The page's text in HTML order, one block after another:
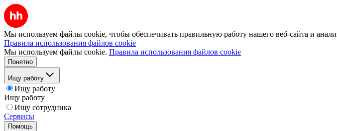
Мы используем файлы cookie, чтобы обеспечивать правильную работу нашего веб-сайта и
Правила использования файлов cookie
Мы используем файлы cookie. Правила использования файлов cookie
Понятно
Ищу работу
Ищу работу
Ищу работу
Ищу сотрудника
Сервисы
Помощь